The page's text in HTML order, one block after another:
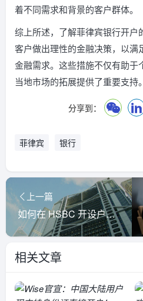
着不同需求和背景的客户群体。
综上所述，了解菲律宾银行开户
客户做出理性的金融决策，以满
金融需求。这些措施不仅有助于
当地市场的拓展提供了重要支持。
分享到：
菲律宾 银行
上一篇
如何在 HSBC 开设户口？
相关文章